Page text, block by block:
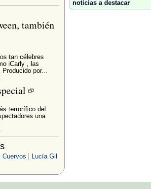
también
tan célebres
iCarly , las
por...
terrorífico del
una
Cuervos | Lucía Gil
noticias a destacar